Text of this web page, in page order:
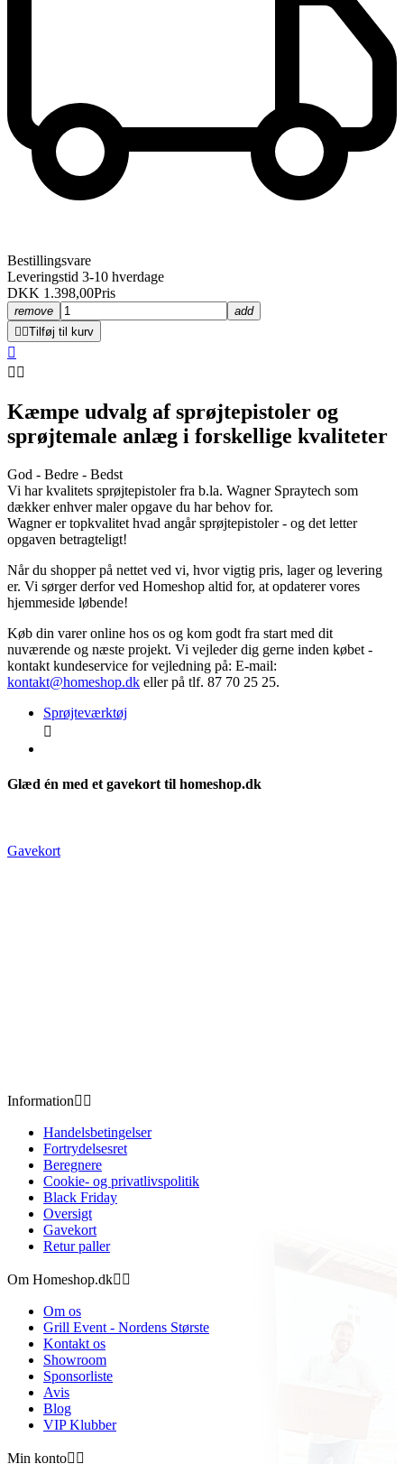
Bestillingsvare
Leveringstid 3-10 hverdage
DKK 1.398,00Pris
remove
add
 Tilføj til kurv

 
Kæmpe udvalg af sprøjtepistoler og
sprøjtemale anlæg i forskellige kvaliteter
God - Bedre - Bedst
Vi har kvalitets sprøjtepistoler fra b.la. Wagner Spraytech som
dækker enhver maler opgave du har behov for.
Wagner er topkvalitet hvad angår sprøjtepistoler - og det letter
opgaven betragteligt!
Når du shopper på nettet ved vi, hvor vigtig pris, lager og levering
er. Vi sørger derfor ved Homeshop altid for, at opdaterer vores
hjemmeside løbende!
Køb din varer online hos os og kom godt fra start med dit
nuværende og næste projekt. Vi vejleder dig gerne inden købet -
kontakt kundeservice for vejledning på: E-mail:
kontakt@homeshop.dk eller på tlf. 87 70 25 25.
Sprøjteværktøj

Glæd én med et gavekort til homeshop.dk
Gavekort
Information 
Handelsbetingelser
Fortrydelsesret
Beregnere
Cookie- og privatlivspolitik
Black Friday
Oversigt
Gavekort
Retur paller
Om Homeshop.dk 
Om os
Grill Event - Nordens Største
Kontakt os
Showroom
Sponsorliste
Avis
Blog
VIP Klubber
Min konto 